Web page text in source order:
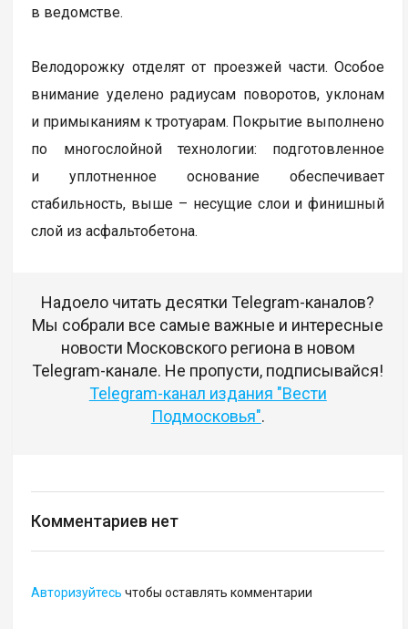
в ведомстве.
Велодорожку отделят от проезжей части. Особое
внимание уделено радиусам поворотов, уклонам
и примыканиям к тротуарам. Покрытие выполнено
по многослойной технологии: подготовленное
и уплотненное основание обеспечивает
стабильность, выше – несущие слои и финишный
слой из асфальтобетона.
Надоело читать десятки Telegram-каналов?
Мы собрали все самые важные и интересные
новости Московского региона в новом
Telegram-канале. Не пропусти, подписывайся!
Telegram-канал издания "Вести
Подмосковья".
Комментариев нет
Авторизуйтесь чтобы оставлять комментарии